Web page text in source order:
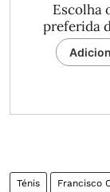
Escolha
preferida
Ténis Francisco